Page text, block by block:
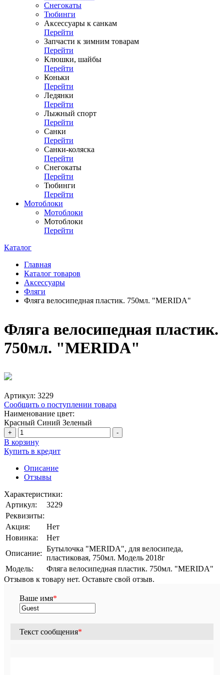
Снегокаты
Тюбинги
Аксессуары к санкам
Перейти
Запчасти к зимним товарам
Перейти
Клюшки, шайбы
Перейти
Коньки
Перейти
Ледянки
Перейти
Лыжный спорт
Перейти
Санки
Перейти
Санки-коляска
Перейти
Снегокаты
Перейти
Тюбинги
Перейти
Мотоблоки
Мотоблоки
Мотоблоки
Перейти
Каталог
Главная
Каталог товаров
Аксессуары
Фляги
Фляга велосипедная пластик. 750мл. "MERIDA"
Фляга велосипедная пластик.
750мл. "MERIDA"
Артикул: 3229
Сообщить о поступлении товара
Наименование цвет:
Красный Синий Зеленый
+ -
В корзину
Купить в кредит
Описание
Отзывы
Характеристики:
Артикул:
3229
Реквизиты:
Акция:
Нет
Новинка:
Нет
Описание:
Бутылочка "МERIDA", для велосипеда,
пластиковая, 750мл. Модель 2018г
Модель:
Фляга велосипедная пластик. 750мл. "MERIDA"
Отзывов к товару нет. Оставьте свой отзыв.
Ваше имя*
Текст сообщения*